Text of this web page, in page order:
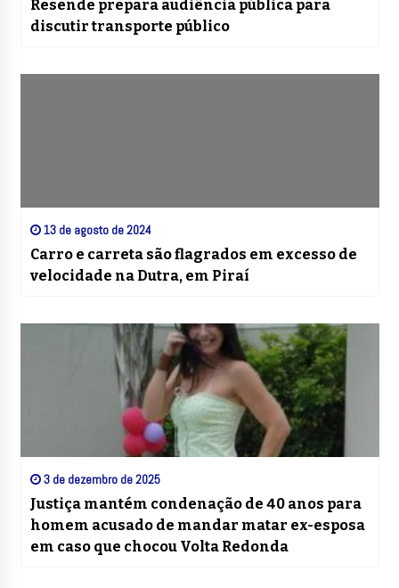
Resende prepara audiência pública para
discutir transporte público
13 de agosto de 2024
Carro e carreta são flagrados em excesso de
velocidade na Dutra, em Piraí
3 de dezembro de 2025
Justiça mantém condenação de 40 anos para
homem acusado de mandar matar ex-esposa
em caso que chocou Volta Redonda